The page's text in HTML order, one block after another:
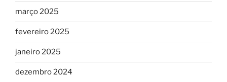
março 2025
fevereiro 2025
janeiro 2025
dezembro 2024